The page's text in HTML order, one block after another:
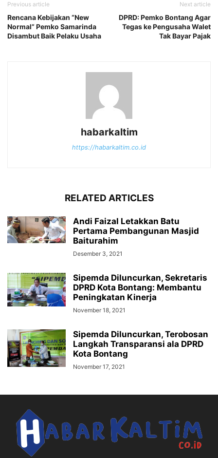
Previous article
Rencana Kebijakan “New
Normal” Pemko Samarinda
Disambut Baik Pelaku Usaha
Next article
DPRD: Pemko Bontang Agar
Tegas ke Pengusaha Walet
Tak Bayar Pajak
habarkaltim
https://habarkaltim.co.id
RELATED ARTICLES
Andi Faizal Letakkan Batu
Pertama Pembangunan Masjid
Baiturahim
Desember 3, 2021
Sipemda Diluncurkan, Sekretaris
DPRD Kota Bontang: Membantu
Peningkatan Kinerja
November 18, 2021
Sipemda Diluncurkan, Terobosan
Langkah Transparansi ala DPRD
Kota Bontang
November 17, 2021